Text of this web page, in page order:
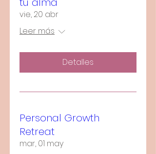
vie, 20 abr
Leer más
Detalles
Personal Growth
Retreat
mar, 01 may